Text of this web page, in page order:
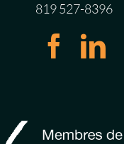
819 527-8396